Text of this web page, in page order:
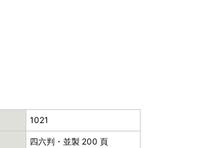
1021
四六判・並製 200 頁